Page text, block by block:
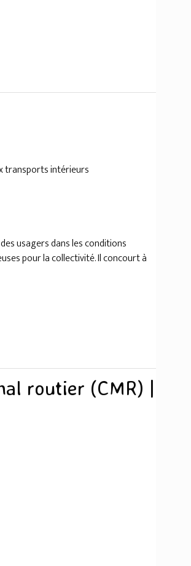
transports intérieurs
usagers dans les conditions
pour la collectivité. Il concourt à
routier (CMR) |